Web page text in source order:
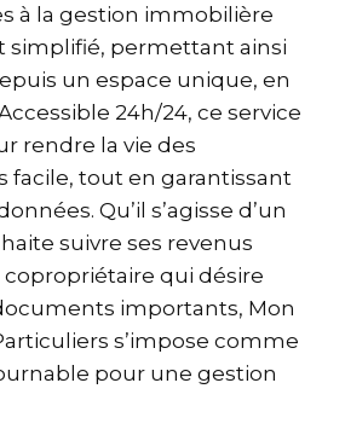
à la gestion immobilière
simplifié, permettant ainsi
un espace unique, en
24h/24, ce service
rendre la vie des
facile, tout en garantissant
Qu’il s’agisse d’un
suivre ses revenus
copropriétaire qui désire
importants, Mon
s’impose comme
pour une gestion